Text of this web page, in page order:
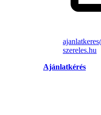
szereles.hu
Ajánlatkérés